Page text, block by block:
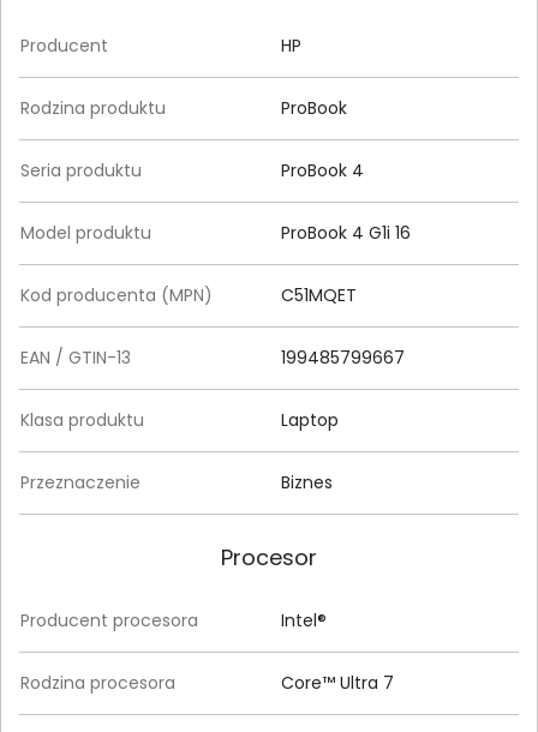
Producent HP
Rodzina produktu ProBook
Seria produktu ProBook 4
Model produktu ProBook 4 G1i 16
Kod producenta (MPN) C51MQET
EAN / GTIN-13 199485799667
Klasa produktu Laptop
Przeznaczenie Biznes
Procesor
Producent procesora Intel®
Rodzina procesora Core™ Ultra 7